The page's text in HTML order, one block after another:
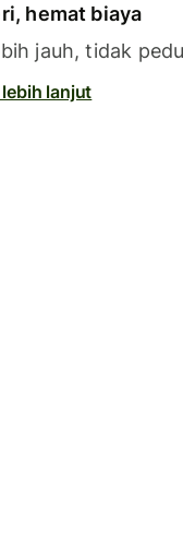
hemat biaya
jauh, tidak
lebih lanjut